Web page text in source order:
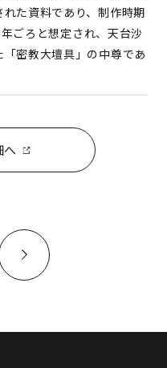
れた資料であり、制作時期
ごろと想定され、天台沙
密教大壇具」の中尊であ
へ